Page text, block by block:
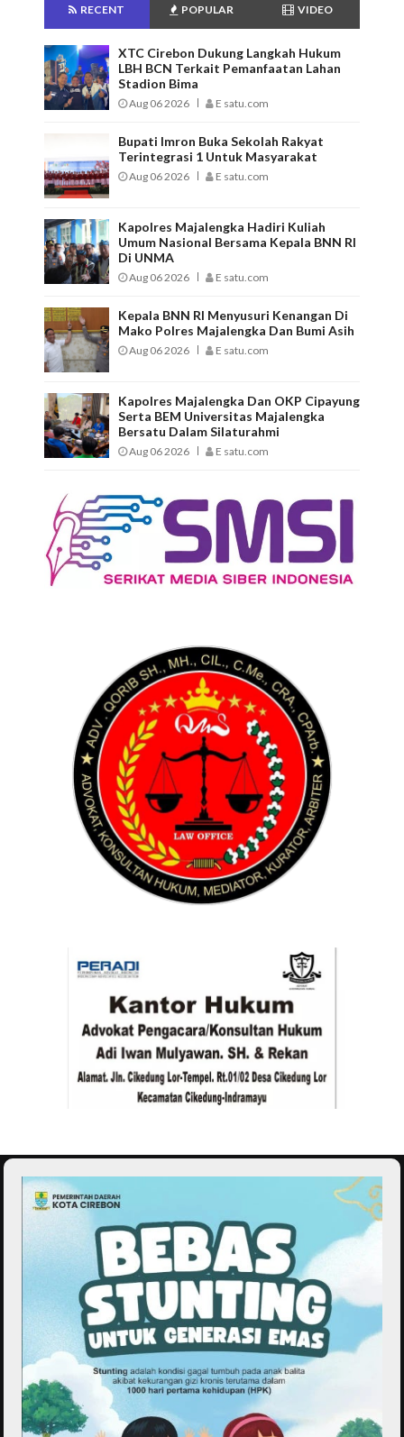
RECENT POPULAR VIDEO
XTC Cirebon Dukung Langkah Hukum
LBH BCN Terkait Pemanfaatan Lahan
Stadion Bima
Aug 06 2026 E satu.com
Bupati Imron Buka Sekolah Rakyat
Terintegrasi 1 Untuk Masyarakat
Aug 06 2026 E satu.com
Kapolres Majalengka Hadiri Kuliah
Umum Nasional Bersama Kepala BNN RI
Di UNMA
Aug 06 2026 E satu.com
Kepala BNN RI Menyusuri Kenangan Di
Mako Polres Majalengka Dan Bumi Asih
Aug 06 2026 E satu.com
Kapolres Majalengka Dan OKP Cipayung
Serta BEM Universitas Majalengka
Bersatu Dalam Silaturahmi
Aug 06 2026 E satu.com